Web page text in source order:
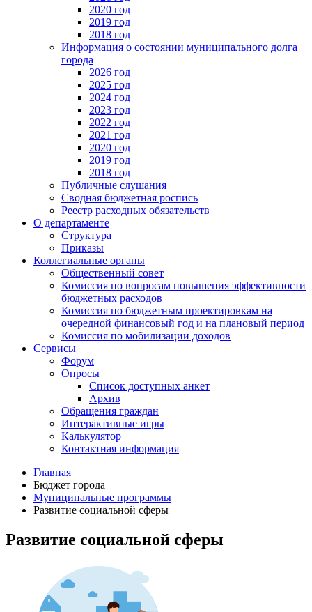
2020 год
2019 год
2018 год
Информация о состоянии муниципального долга
города
2026 год
2025 год
2024 год
2023 год
2022 год
2021 год
2020 год
2019 год
2018 год
Публичные слушания
Сводная бюджетная роспись
Реестр расходных обязательств
О департаменте
Структура
Приказы
Коллегиальные органы
Общественный совет
Комиссия по вопросам повышения эффективности
бюджетных расходов
Комиссия по бюджетным проектировкам на
очередной финансовый год и на плановый период
Комиссия по мобилизации доходов
Сервисы
Форум
Опросы
Список доступных анкет
Архив
Обращения граждан
Интерактивные игры
Калькулятор
Контактная информация
Главная
Бюджет города
Муниципальные программы
Развитие социальной сферы
Развитие социальной сферы